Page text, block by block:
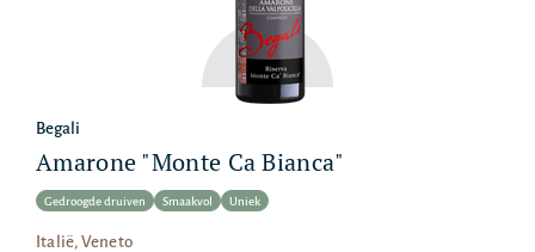
Begali
Amarone "Monte Ca Bianca"
Gedroogde druiven Smaakvol Uniek
Italië, Veneto